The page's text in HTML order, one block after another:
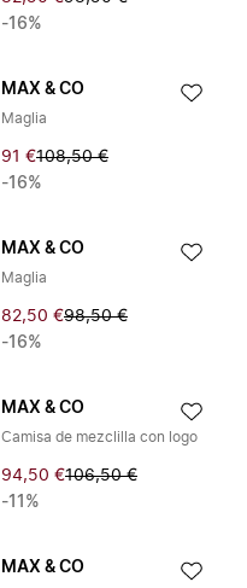
-16%
MAX & CO
Maglia
91 €108,50 €
-16%
MAX & CO
Maglia
82,50 €98,50 €
-16%
MAX & CO
Camisa de mezclilla con logo
94,50 €106,50 €
-11%
MAX & CO